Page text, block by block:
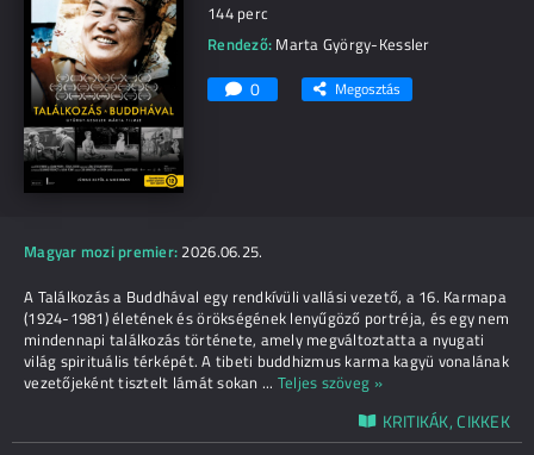
144 perc
Rendező: Marta György-Kessler
0 Megosztás
Magyar mozi premier: 2026.06.25.
A Találkozás a Buddhával egy rendkívüli vallási vezető, a 16. Karmapa
(1924-1981) életének és örökségének lenyűgöző portréja, és egy nem
mindennapi találkozás története, amely megváltoztatta a nyugati
világ spirituális térképét. A tibeti buddhizmus karma kagyü vonalának
vezetőjeként tisztelt lámát sokan ... Teljes szöveg »
KRITIKÁK, CIKKEK